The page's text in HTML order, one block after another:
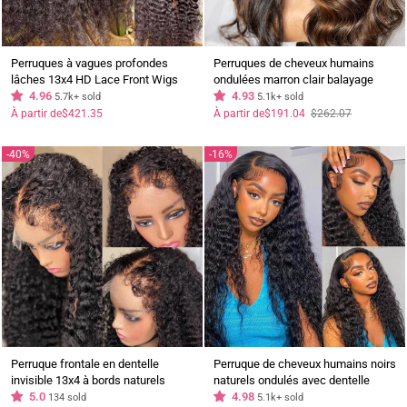
Perruques à vagues profondes
lâches 13x4 HD Lace Front Wigs
sans colle Brésilien Virgin Human
Hair Wig-Geeta Hair
4.96 5.7k+ sold
À partir de$421.35
Perruques de cheveux humains
ondulées marron clair balayage
sans colle avec dentelle frontale
transparente et ligne de cheveux
4.93 5.1k+ sold
Prix
régulier
$262.07
Prix
réduit
À partir de$191.04
40%
Perruque frontale en dentelle
invisible 13x4 à bords naturels
bouclés de type 4C avec ligne de
5.0 134 sold
16%
Perruque de cheveux humains noirs
naturels ondulés avec dentelle
frontale transparente HD 13x4,
4.98 5.1k+ sold